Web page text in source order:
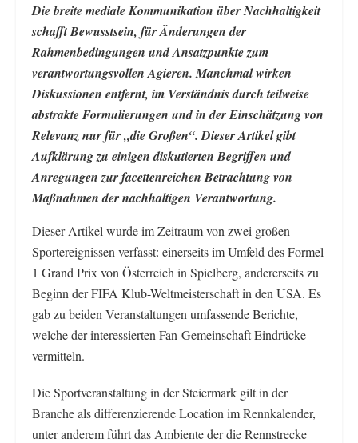
Die breite mediale Kommunikation über Nachhaltigkeit
schafft Bewusstsein, für Änderungen der
Rahmenbedingungen und Ansatzpunkte zum
verantwortungsvollen Agieren. Manchmal wirken
Diskussionen entfernt, im Verständnis durch teilweise
abstrakte Formulierungen und in der Einschätzung von
Relevanz nur für „die Großen“. Dieser Artikel gibt
Aufklärung zu einigen diskutierten Begriffen und
Anregungen zur facettenreichen Betrachtung von
Maßnahmen der nachhaltigen Verantwortung.
Dieser Artikel wurde im Zeitraum von zwei großen
Sportereignissen verfasst: einerseits im Umfeld des Formel
1 Grand Prix von Österreich in Spielberg, andererseits zu
Beginn der FIFA Klub-Weltmeisterschaft in den USA. Es
gab zu beiden Veranstaltungen umfassende Berichte,
welche der interessierten Fan-Gemeinschaft Eindrücke
vermitteln.
Die Sportveranstaltung in der Steiermark gilt in der
Branche als differenzierende Location im Rennkalender,
unter anderem führt das Ambiente der die Rennstrecke